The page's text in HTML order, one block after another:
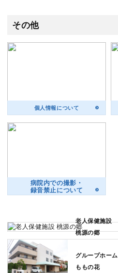
その他
個人情報について
病院内での撮影・
録音禁止について
老人保健施設
桃源の郷
グループホーム
ももの花